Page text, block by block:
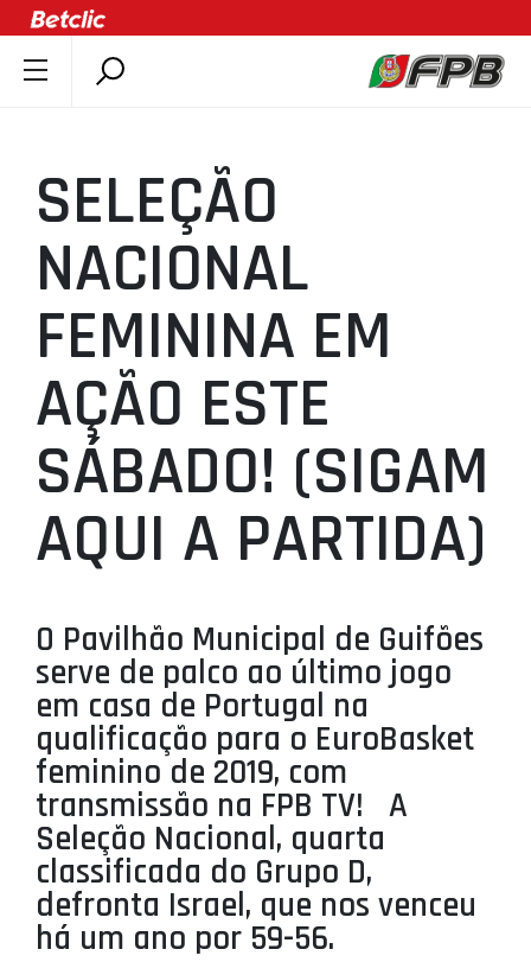
ÚLTIMAS
COMPETIÇÕES
ASSOCIAÇÕES
CLUBES
AGENTES
AGENDA
SELEÇÕES
MINIBASQUETE
ÁREA TÉCNICA
PROJETOS
LIGA BETCLIC FEMININA
SELEÇÃO
NACIONAL
FEMININA EM
AÇÃO ESTE
SÁBADO! (SIGAM
AQUI A PARTIDA)
O Pavilhão Municipal de Guifões
serve de palco ao último jogo
em casa de Portugal na
qualificação para o EuroBasket
feminino de 2019, com
transmissão na FPB TV! A
Seleção Nacional, quarta
classificada do Grupo D,
defronta Israel, que nos venceu
há um ano por 59-56.